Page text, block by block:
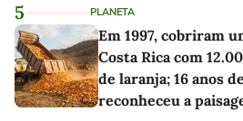
5 PLANETA
Em 1997, cobriram
Costa Rica com
de laranja; 16 anos
reconheceu a